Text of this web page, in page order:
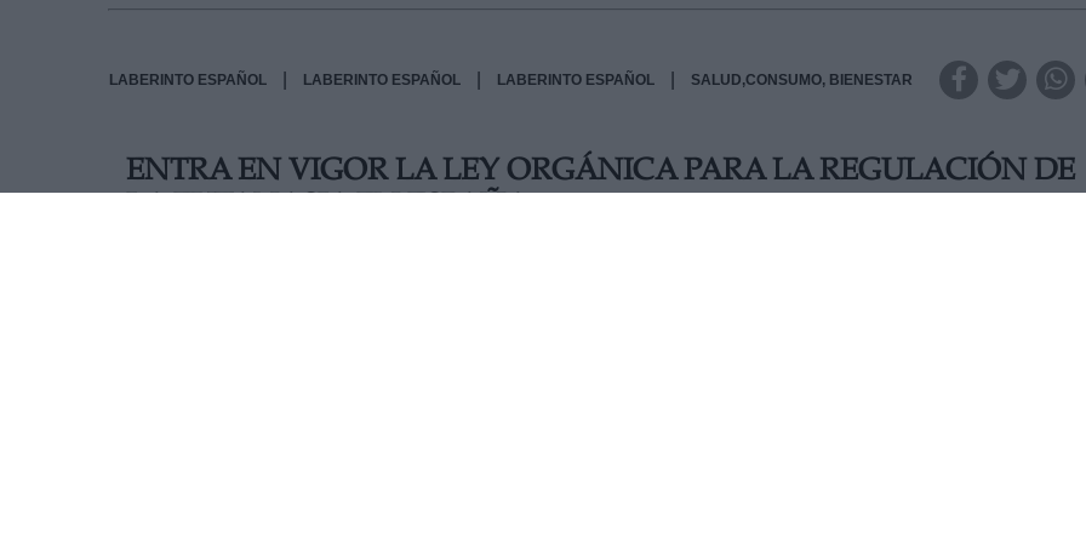
LABERINTO ESPAÑOL LABERINTO ESPAÑOL LABERINTO ESPAÑOL SALUD,CONSUMO, BIENESTAR
ENTRA EN VIGOR LA LEY ORGÁNICA PARA LA REGULACIÓN DE